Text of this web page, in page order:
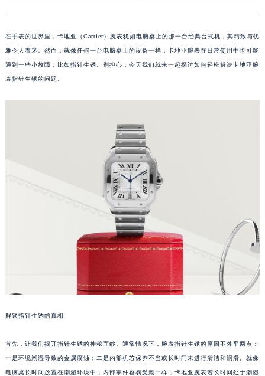
在手表的世界里，卡地亚（Cartier）腕表犹如电脑桌上的那一台经典台式机，其精致与优
雅令人着迷。然而，就像任何一台电脑桌上的设备一样，卡地亚腕表在日常使用中也可能
遇到一些小故障，比如指针生锈。别担心，今天我们就来一起探讨如何轻松解决卡地亚腕
表指针生锈的问题。
解锁指针生锈的真相
首先，让我们揭开指针生锈的神秘面纱。通常情况下，腕表指针生锈的原因不外乎两点：
一是环境潮湿导致的金属腐蚀；二是内部机芯保养不当或长时间未进行清洁和润滑。就像
电脑桌长时间放置在潮湿环境中，内部零件容易受潮一样，卡地亚腕表若长时间处于潮湿